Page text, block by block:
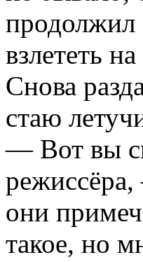
взлететь
Снова
стаю
— Вот вы
они
такое, но